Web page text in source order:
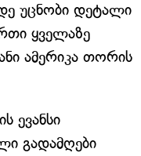
უცნობი დეტალი
ყველაზე
ამერიკა თორის
ევანსი
გადამღები